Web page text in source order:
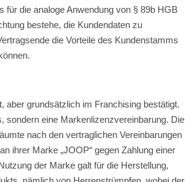
die analoge Anwendung von § 89b HGB
bestehe, die Kundendaten zu
die Vorteile des Kundenstamms
aber grundsätzlich im Franchising bestätigt.
sondern eine Markenlizenzvereinbarung. Die
nach den vertraglichen Vereinbarungen
ihrer Marke „JOOP“ gegen Zahlung einer
der Marke galt für die Herstellung,